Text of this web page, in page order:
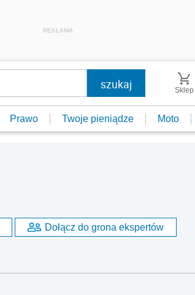
REKLAMA
Sklep
Prawo Twoje pieniądze Moto
Dołącz do grona ekspertów